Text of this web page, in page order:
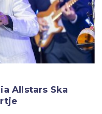
Allstars Ska